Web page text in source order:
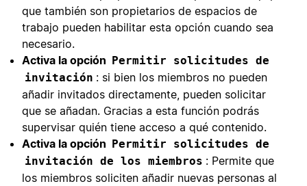
que también son propietarios de espacios de
trabajo pueden habilitar esta opción cuando sea
necesario.
Activa la opción Permitir solicitudes de
invitación : si bien los miembros no pueden
añadir invitados directamente, pueden solicitar
que se añadan. Gracias a esta función podrás
supervisar quién tiene acceso a qué contenido.
Activa la opción Permitir solicitudes de
invitación de los miembros : Permite que
los miembros soliciten añadir nuevas personas al